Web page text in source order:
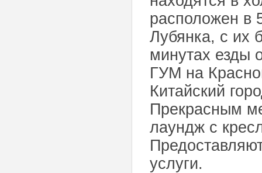
расположен в
Лубянка, с их
минутах езды
ГУМ на
Китайский
Прекрасным
лаундж с
услуги.